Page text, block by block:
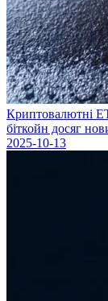
Криптовалютні
біткойн досяг
2025-10-13